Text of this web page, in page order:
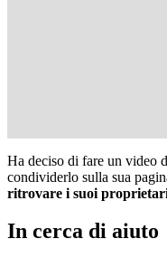
Ha deciso di fare un video
condividerlo sulla sua
ritrovare i suoi
In cerca di aiuto